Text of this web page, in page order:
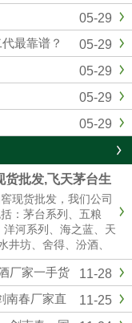
...
05-29
05-29
最靠谱？
05-29
05-29
05-29
货批发,飞天茅台生
货到付款
现货批发，我们公司
：茅台系列、五粮
河系列、海之蓝、天
井坊、舍得、汾酒、
档白酒供你选择，我
批发，价格美丽，诚
，合作共赢。名酒厂
11-28
厂家一手货
11-25
南春厂家直